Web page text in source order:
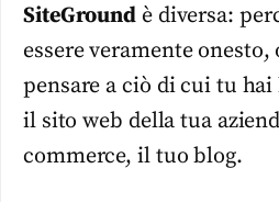
SiteGround è diversa:
essere veramente
pensare a ciò di cui tu
il sito web della tua
commerce, il tuo blog.